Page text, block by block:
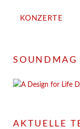
KONZERTE
SOUNDMAG
AKTUELLE